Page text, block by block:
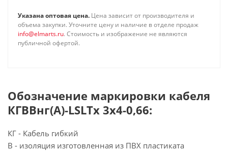
Указана оптовая цена. Цена зависит от производителя и
объема закупки. Уточните цену и наличие в отделе продаж
info@elmarts.ru. Стоимость и изображение не являются
публичной офертой.
Обозначение маркировки кабеля
КГВВнг(А)-LSLTx 3х4-0,66:
КГ - Кабель гибкий
В - изоляция изготовленная из ПВХ пластиката